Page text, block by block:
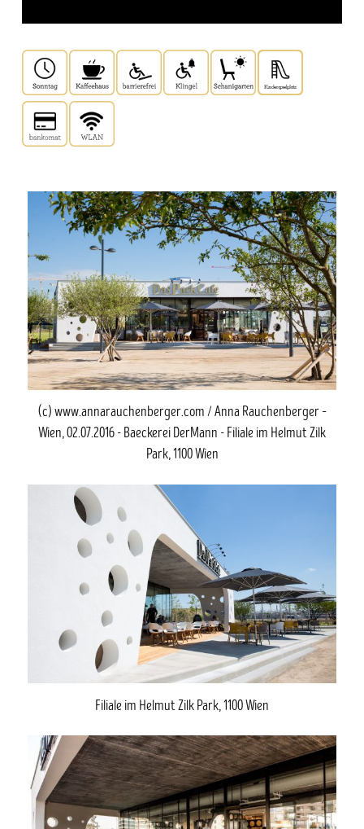
(c) www.annarauchenberger.com / Anna Rauchenberger –
Wien, 02.07.2016 - Baeckerei DerMann - Filiale im Helmut Zilk
Park, 1100 Wien
Filiale im Helmut Zilk Park, 1100 Wien